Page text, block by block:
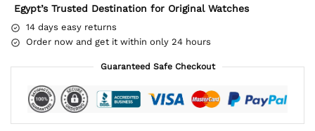
Egypt’s Trusted Destination for Original Watches
14 days easy returns
Order now and get it within only 24 hours
Guaranteed Safe Checkout